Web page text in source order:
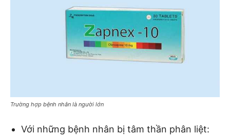
Trường hợp bệnh nhân là người lớn
Với những bệnh nhân bị tâm thần phân liệt: